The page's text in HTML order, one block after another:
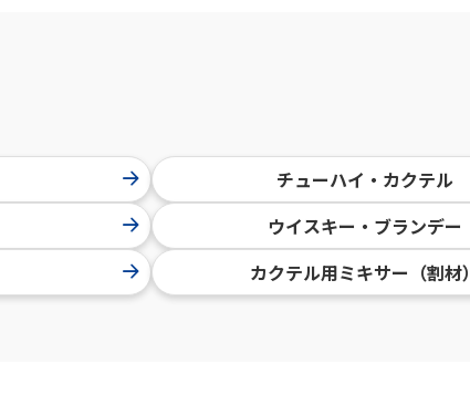
チューハイ・カクテル
ウイスキー・ブランデー
カクテル用ミキサー（割材）